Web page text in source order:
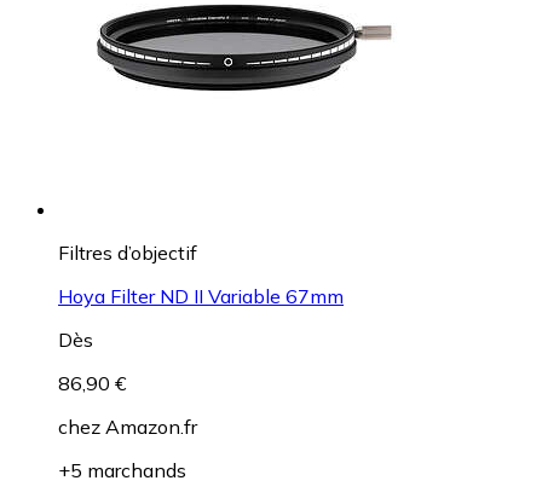
Filtres d’objectif
Hoya Filter ND II Variable 67mm
Dès
86,90 €
chez Amazon.fr
+5 marchands